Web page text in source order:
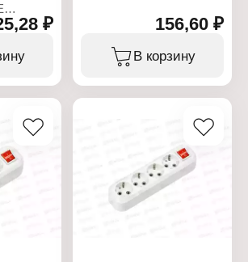
3
16 А
₽
Модель: УЗ-4-GRAND
Количество розеток: 4
розетки
Заземление: с
заземлением
Номинальный ток: 16 А
Максимальная нагрузка:
Материал: пластик
Выключатель: без
выключателя
Цвет: белый
Степень защиты: IP20
156,60 ₽
В корзину